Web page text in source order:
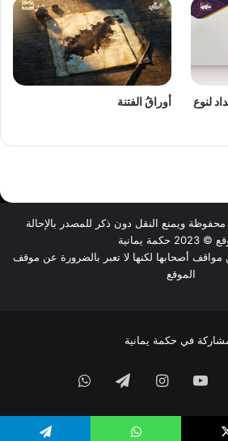
لنوع
أوراقُ الفتنة
ويمنع النقل دون ذكر للمصدر بالإحالة
حكمة يمانية
مواقف أصحابها لكنها لا تعبر بالضرورة عن موقف
الموقع
في حكمة يمانية
‫YouTubeانستقرامتيلقرامواتساب